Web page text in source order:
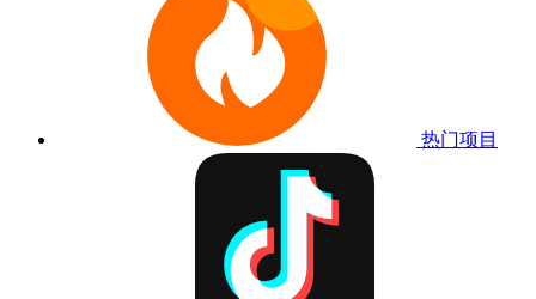
热门项目